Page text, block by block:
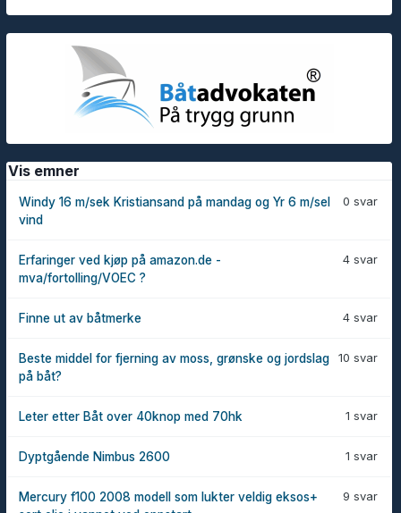
Vis emner
0 svar
Windy 16 m/sek Kristiansand på mandag og Yr 6 m/sel
vind
4 svar
Erfaringer ved kjøp på amazon.de -
mva/fortolling/VOEC ?
4 svar
Finne ut av båtmerke
10 svar
Beste middel for fjerning av moss, grønske og jordslag
på båt?
1 svar
Leter etter Båt over 40knop med 70hk
1 svar
Dyptgående Nimbus 2600
9 svar
Mercury f100 2008 modell som lukter veldig eksos+